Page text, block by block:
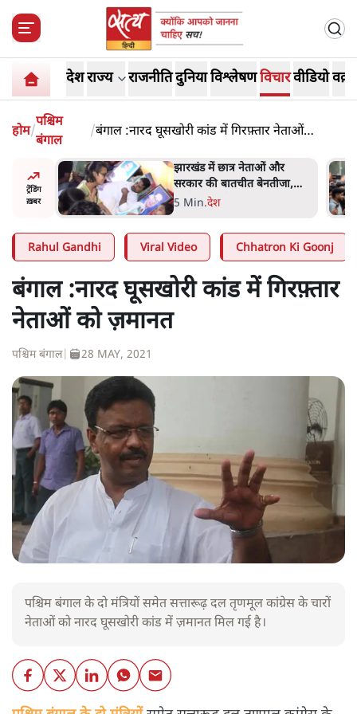
देशराज्य राजनीतिदुनियाविश्लेषणविचारवीडियो
होम/
पश्चिम
बंगाल
/बंगाल :नारद घूसखोरी कांड में गिरफ़्तार नेताओं
ट्रेंडिंग
ख़बर
' अंडों
सेनानी
झारखंड में छात्र नेताओं और
सरकार की बातचीत बेनतीजा,
आंदोलन जारी
5 Min.देश
Rahul Gandhi Viral Video Chhatron Ki Goonj
बंगाल :नारद घूसखोरी कांड में गिरफ़्तार
नेताओं को ज़मानत
पश्चिम बंगाल| 28 MAY, 2021
पश्चिम बंगाल के दो मंत्रियों समेत सत्तारूढ़ दल तृणमूल कांग्रेस के चारों
नेताओं को नारद घूसखोरी कांड में ज़मानत मिल गई है।